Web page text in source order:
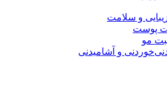
و سلامت
پوست
مو
خوردنی و آشامیدنی